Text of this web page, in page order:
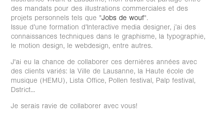
des mandats pour des illustrations commerciales et des
projets personnels tels que "Jobs de wouf".
Issue d’une formation d’Interactive media designer, j’ai des
connaissances techniques dans le graphisme, la typographie,
le motion design, le webdesign, entre autres.
J'ai eu la chance de collaborer ces dernières années avec
des clients variés: la Ville de Lausanne, la Haute école de
musique (HEMU), Lista Office, Pollen festival, Palp festival,
Dstrict...
Je serais ravie de collaborer avec vous!